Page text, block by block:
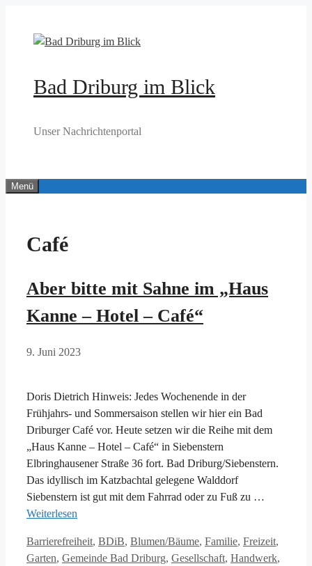
springen
Bad Driburg im Blick
Unser Nachrichtenportal
Menü
Café
Aber bitte mit Sahne im „Haus
Kanne – Hotel – Café“
9. Juni 2023
Doris Dietrich Hinweis: Jedes Wochenende in der
Frühjahrs- und Sommersaison stellen wir hier ein Bad
Driburger Café vor. Heute setzen wir die Reihe mit dem
„Haus Kanne – Hotel – Café“ in Siebenstern
Elbringhausener Straße 36 fort. Bad Driburg/Siebenstern.
Das idyllisch im Katzbachtal gelegene Walddorf
Siebenstern ist gut mit dem Fahrrad oder zu Fuß zu …
Weiterlesen
Kategorien
Barrierefreiheit, BDiB, Blumen/Bäume, Familie, Freizeit,
Garten, Gemeinde Bad Driburg, Gesellschaft, Handwerk,